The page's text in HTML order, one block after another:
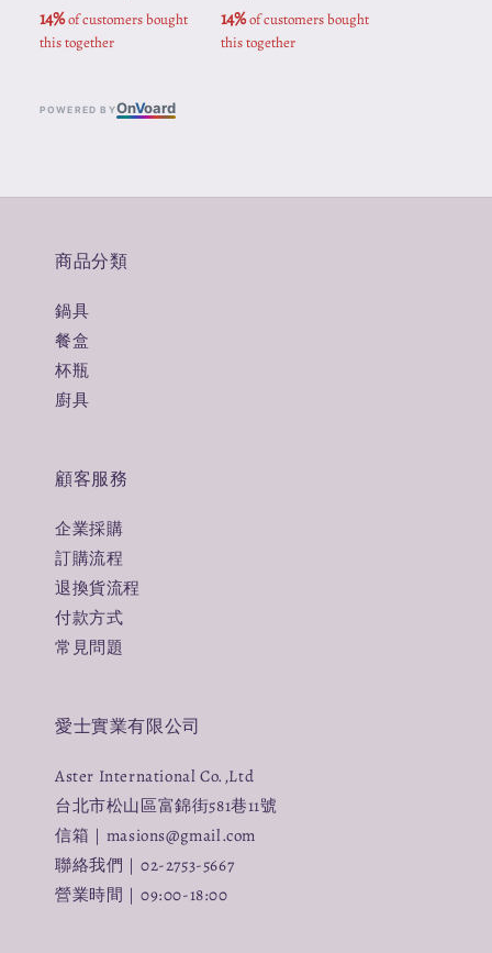
14% of customers bought
this together
14% of customers bought
this together
POWERED BYOnVoard
商品分類
鍋具
餐盒
杯瓶
廚具
顧客服務
企業採購
訂購流程
退換貨流程
付款方式
常見問題
愛士實業有限公司
Aster International Co.,Ltd
台北市松山區富錦街581巷11號
信箱｜masions@gmail.com
聯絡我們｜02-2753-5667
營業時間｜09:00-18:00